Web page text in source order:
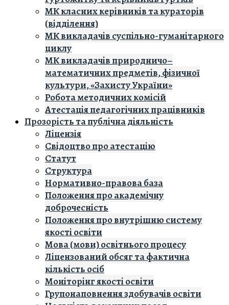
МК класних керівників та кураторів
(відділення)
МК викладачів суспільно-гуманітарного
циклу
МК викладачів природничо–
математичних предметів, фізичної
культури, «Захисту України»
Робота методичних комісій
Атестація педагогічних працівників
Прозорість та публічна діяльність
Ліцензія
Свідоцтво про атестацію
Статут
Структура
Нормативно-правова база
Положення про академічну
доброчесність
Положення про внутрішню систему
якості освіти
Мова (мови) освітнього процесу
Ліцензований обсяг та фактична
кількість осіб
Моніторінг якості освіти
Групонаповнення здобувачів освіти